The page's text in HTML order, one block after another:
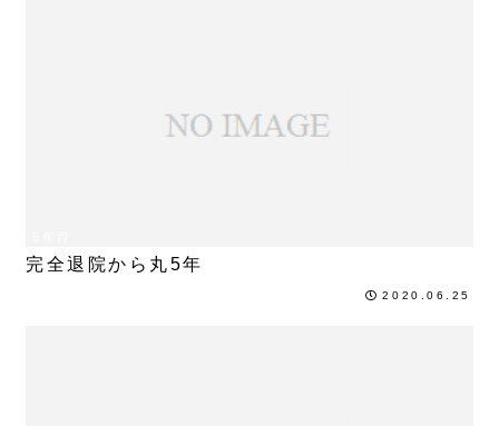
完全退院から丸5年
2020.06.25